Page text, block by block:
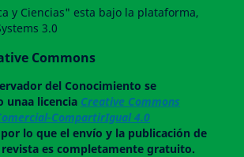
y Ciencias" esta bajo la plataforma,
3.0
Commons
del Conocimiento se
unaa licencia Creative Commons
CompartirIgual 4.0
lo que el envío y la publicación de
es completamente gratuito.